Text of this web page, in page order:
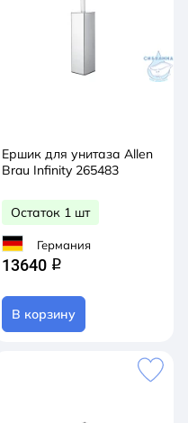
Ершик для унитаза Allen
Brau Infinity 265483
Остаток 1 шт
Германия
13640 q
В корзину